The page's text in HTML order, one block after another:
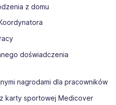
z domu
doświadczenia
nagrodami dla pracowników
karty sportowej Medicover